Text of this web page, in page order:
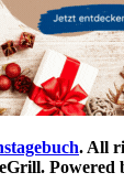
. All
Powered